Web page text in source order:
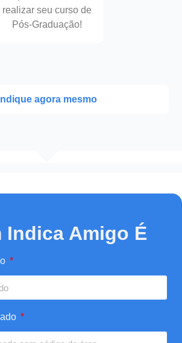
realizar seu curso de
Pós-Graduação!
Indique agora mesmo
Indica Amigo É